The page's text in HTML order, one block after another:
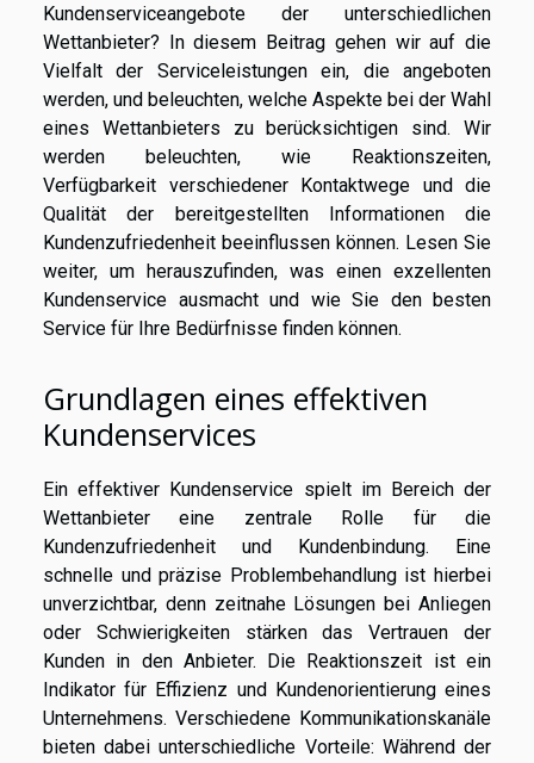
Kundenserviceangebote der unterschiedlichen
Wettanbieter? In diesem Beitrag gehen wir auf die
Vielfalt der Serviceleistungen ein, die angeboten
werden, und beleuchten, welche Aspekte bei der Wahl
eines Wettanbieters zu berücksichtigen sind. Wir
werden beleuchten, wie Reaktionszeiten,
Verfügbarkeit verschiedener Kontaktwege und die
Qualität der bereitgestellten Informationen die
Kundenzufriedenheit beeinflussen können. Lesen Sie
weiter, um herauszufinden, was einen exzellenten
Kundenservice ausmacht und wie Sie den besten
Service für Ihre Bedürfnisse finden können.
Grundlagen eines effektiven
Kundenservices
Ein effektiver Kundenservice spielt im Bereich der
Wettanbieter eine zentrale Rolle für die
Kundenzufriedenheit und Kundenbindung. Eine
schnelle und präzise Problembehandlung ist hierbei
unverzichtbar, denn zeitnahe Lösungen bei Anliegen
oder Schwierigkeiten stärken das Vertrauen der
Kunden in den Anbieter. Die Reaktionszeit ist ein
Indikator für Effizienz und Kundenorientierung eines
Unternehmens. Verschiedene Kommunikationskanäle
bieten dabei unterschiedliche Vorteile: Während der